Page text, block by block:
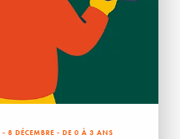
- 8 DÉCEMBRE - DE 0 À 3 ANS